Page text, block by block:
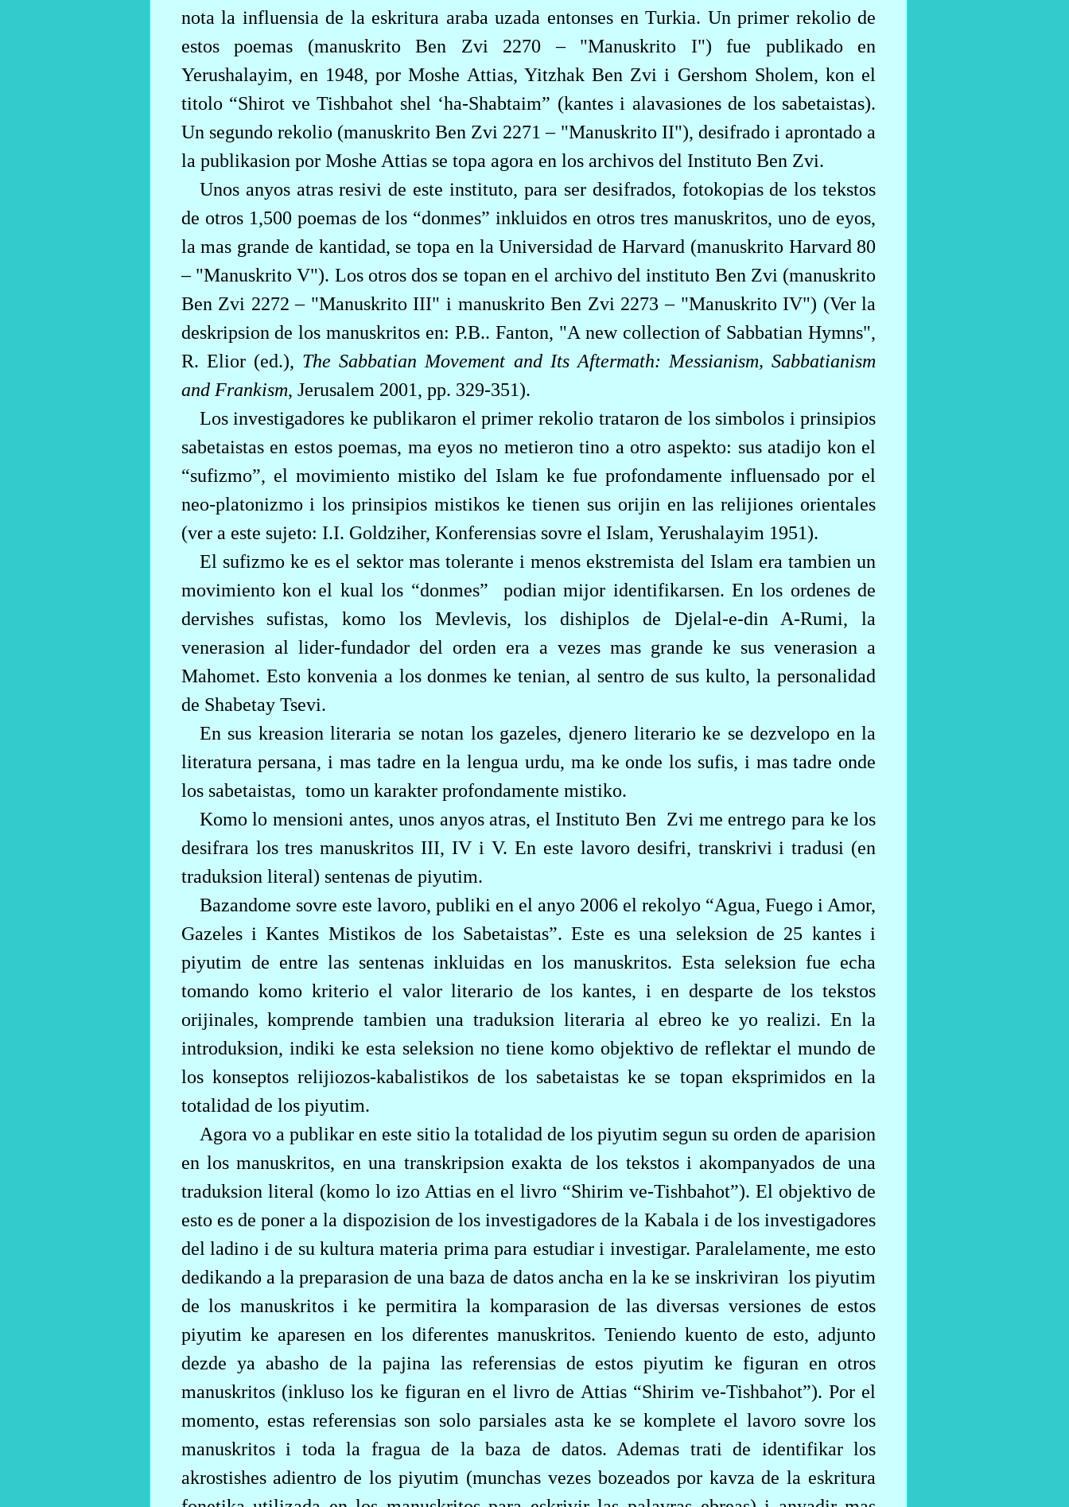
nota la influensia de la eskritura araba uzada entonses en Turkia. Un primer rekolio de
estos poemas (manuskrito Ben Zvi 2270 – "Manuskrito I") fue publikado en
Yerushalayim, en 1948, por Moshe Attias, Yitzhak Ben Zvi i Gershom Sholem, kon el
titolo “Shirot ve Tishbahot shel ‘ha-Shabtaim” (kantes i alavasiones de los sabetaistas).
Un segundo rekolio (manuskrito Ben Zvi 2271 – "Manuskrito II"), desifrado i aprontado a
la publikasion por Moshe Attias se topa agora en los archivos del Instituto Ben Zvi.
Unos anyos atras resivi de este instituto, para ser desifrados, fotokopias de los tekstos
de otros 1,500 poemas de los “donmes” inkluidos en otros tres manuskritos, uno de eyos,
la mas grande de kantidad, se topa en la Universidad de Harvard (manuskrito Harvard 80
– "Manuskrito V"). Los otros dos se topan en el archivo del instituto Ben Zvi (manuskrito
Ben Zvi 2272 – "Manuskrito III" i manuskrito Ben Zvi 2273 – "Manuskrito IV") (Ver la
deskripsion de los manuskritos en: P.B.. Fanton, "A new collection of Sabbatian Hymns",
R. Elior(ed.), TheSabbatian Movement and Its Aftermath: Messianism,Sabbatianism
and Frankism, Jerusalem 2001, pp. 329-351).
Los investigadores ke publikaron el primer rekolio trataron de los simbolos i prinsipios
sabetaistas en estos poemas, ma eyos no metieron tino a otro aspekto: sus atadijo kon el
“sufizmo”, el movimiento mistiko del Islam ke fue profondamente influensado por el
neo-platonizmo i los prinsipios mistikos ke tienen sus orijin en las relijiones orientales
(ver a este sujeto: I.I. Goldziher, Konferensias sovre el Islam, Yerushalayim 1951).
El sufizmo ke es el sektor mas tolerante i menos ekstremista del Islam era tambien un
movimiento kon el kual los “donmes”
podian mijor identifikarsen. En los ordenes de
dervishes sufistas, komo los Mevlevis, los dishiplos de Djelal-e-din A-Rumi, la
venerasion al lider-fundador del orden era a vezes mas grande ke sus venerasion a
Mahomet. Esto konvenia a los donmes ke tenian, al sentro de sus kulto, la personalidad
de Shabetay Tsevi.
En sus kreasion literaria se notan los gazeles, djenero literario ke se dezvelopo en la
literatura persana, i mas tadre en la lengua urdu, ma ke onde los sufis, i mas tadre onde
los sabetaistas, tomo un karakter profondamente mistiko.
Komo lo mensioni antes, unos anyos atras, el Instituto Ben Zvi me entrego para ke los
desifrara los tres manuskritos III, IV i V. En este lavoro desifri, transkrivi i tradusi (en
traduksion literal) sentenas de piyutim.
Bazandome sovre este lavoro, publiki en el anyo 2006 el rekolyo “Agua, Fuego i Amor,
Gazeles i Kantes Mistikos de los Sabetaistas”. Este es una seleksion de 25 kantes i
piyutim de entre las sentenas inkluidas en los manuskritos. Esta seleksion fue echa
tomando komo kriterio el valor literario de los kantes, i en desparte de los tekstos
orijinales, komprende tambien una traduksion literaria al ebreo ke yo realizi. En la
introduksion, indiki ke esta seleksion no tiene komo objektivo de reflektar el mundo de
los konseptos relijiozos-kabalistikos de los sabetaistas ke se topan eksprimidos en la
totalidad de los piyutim.
Agora vo a publikar en este sitio la totalidad de los piyutim segun su orden de aparision
en los manuskritos, en una transkripsion exakta de los tekstos i akompanyados de una
traduksion literal (komo lo izo Attias en el livro “Shirim ve-Tishbahot”). El objektivo de
esto es de poner a la dispozision de los investigadores dela Kabala i de los investigadores
del ladino i de su kultura materia prima para estudiar i investigar. Paralelamente, me esto
dedikando a la preparasion de una baza de datos ancha en la ke se inskriviran los piyutim
de los manuskritos i ke permitira la komparasion de las diversas versiones de estos
piyutim ke aparesen en los diferentes manuskritos. Teniendo kuento de esto, adjunto
dezde ya abasho de la pajina las referensias de estos piyutim ke figuran en otros
manuskritos (inkluso los ke figuran en el livro de Attias “Shirim ve-Tishbahot”). Por el
momento, estas referensias son solo parsiales asta ke se komplete el lavoro sovre los
manuskritos i toda la fragua de la baza de datos. Ademas trati de identifikar los
akrostishes adientro de los piyutim (munchas vezes bozeados por kavza de la eskritura